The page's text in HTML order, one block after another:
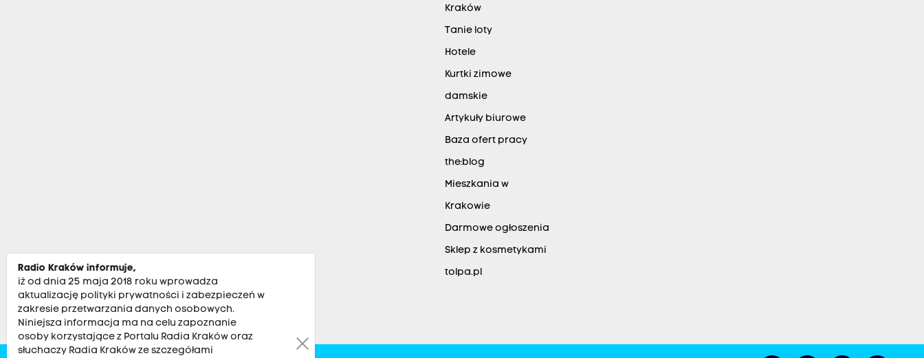
Kraków
Tanie loty
Hotele
Kurtki zimowe
damskie
Artykuły biurowe
Baza ofert pracy
the:blog
Mieszkania w
Krakowie
Darmowe ogłoszenia
Sklep z kosmetykami
tolpa.pl
Radio Kraków informuje,
iż od dnia 25 maja 2018 roku wprowadza
aktualizację polityki prywatności i zabezpieczeń w
zakresie przetwarzania danych osobowych.
Niniejsza informacja ma na celu zapoznanie
osoby korzystające z Portalu Radia Kraków oraz
słuchaczy Radia Kraków ze szczegółami